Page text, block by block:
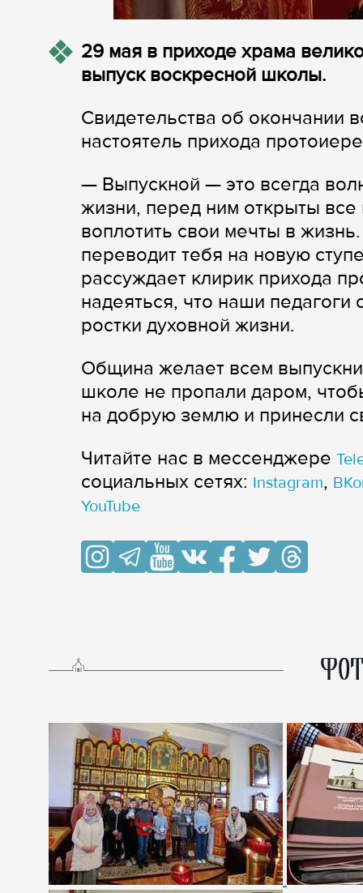
29 мая в приходе храма
выпуск воскресной школы.
Свидетельства об окончании
настоятель прихода
— Выпускной — это всегда
жизни, перед ним открыты
воплотить свои мечты в
переводит тебя на новую
рассуждает клирик прихода
надеяться, что наши педагоги
ростки духовной жизни.
Община желает всем
школе не пропали даром,
на добрую землю и принесли
Читайте нас в мессенджере
cоциальных сетях: Instagram,
YouTube